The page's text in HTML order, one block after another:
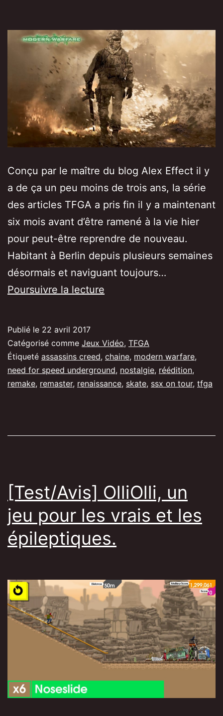
Conçu par le maître du blog Alex Effect il y
a de ça un peu moins de trois ans, la série
des articles TFGA a pris fin il y a maintenant
six mois avant d’être ramené à la vie hier
pour peut-être reprendre de nouveau.
Habitant à Berlin depuis plusieurs semaines
désormais et naviguant toujours…
Poursuivre la lecture
brin
de
nostalgie
ou
apparaître.
Publié le 22 avril 2017
Catégorisé comme Jeux Vidéo, TFGA
Étiqueté assassins creed, chaine, modern warfare,
need for speed underground, nostalgie, réédition,
remake, remaster, renaissance, skate, ssx on tour, tfga
[Test/Avis] OlliOlli, un
jeu pour les vrais et les
épileptiques.